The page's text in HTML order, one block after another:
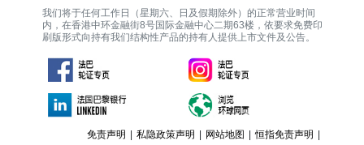
我们将于任何工作日（星期六、日及假期除外）的正常营业时间
内，在香港中环金融街8号国际金融中心二期63楼，依要求免费印
刷版形式向持有我们结构性产品的持有人提供上市文件及公告。
免责声明 私隐政策声明 网站地图 恒指免责声明